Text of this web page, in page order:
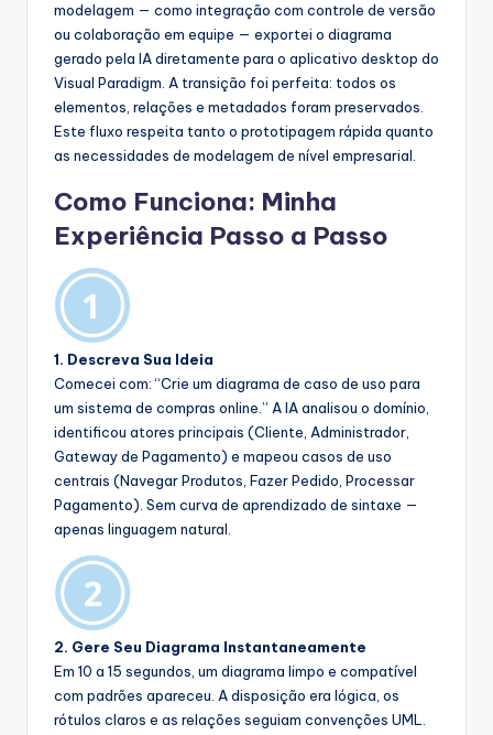
modelagem — como integração com controle de versão
ou colaboração em equipe — exportei o diagrama
gerado pela IA diretamente para o aplicativo desktop do
Visual Paradigm. A transição foi perfeita: todos os
elementos, relações e metadados foram preservados.
Este fluxo respeita tanto o prototipagem rápida quanto
as necessidades de modelagem de nível empresarial.
Como Funciona: Minha
Experiência Passo a Passo
1. Descreva Sua Ideia
Comecei com: “Crie um diagrama de caso de uso para
um sistema de compras online.” A IA analisou o domínio,
identificou atores principais (Cliente, Administrador,
Gateway de Pagamento) e mapeou casos de uso
centrais (Navegar Produtos, Fazer Pedido, Processar
Pagamento). Sem curva de aprendizado de sintaxe —
apenas linguagem natural.
2. Gere Seu Diagrama Instantaneamente
Em 10 a 15 segundos, um diagrama limpo e compatível
com padrões apareceu. A disposição era lógica, os
rótulos claros e as relações seguiam convenções UML.